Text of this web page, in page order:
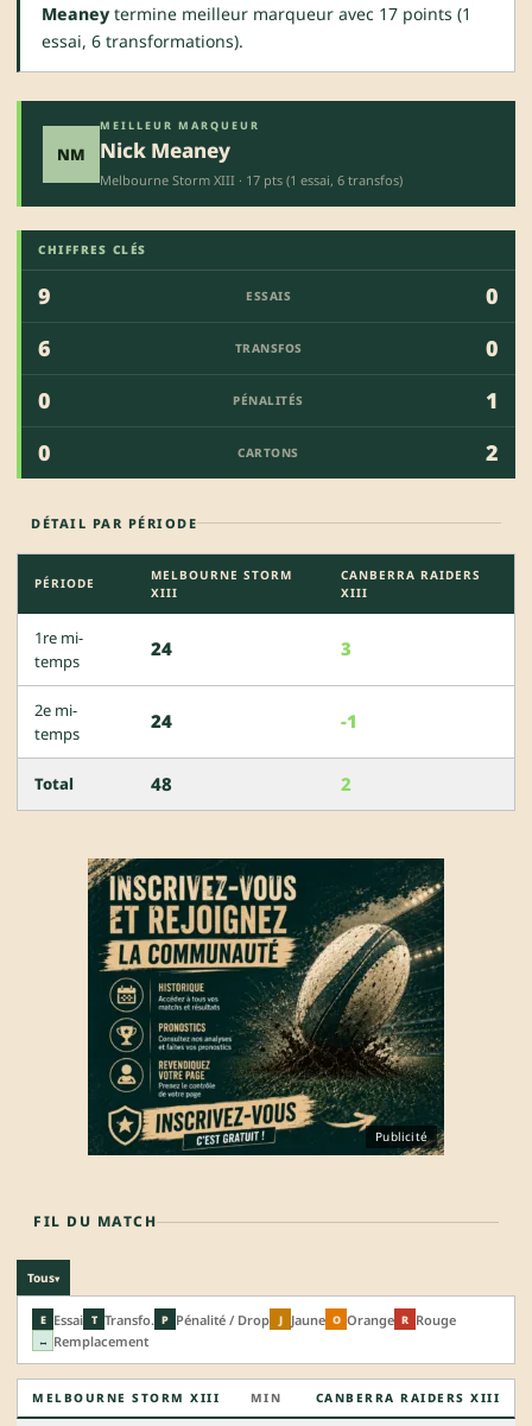
Meaney termine meilleur marqueur avec 17 points (1
essai, 6 transformations).
NM
MEILLEUR MARQUEUR
Nick Meaney
Melbourne Storm XIII · 17 pts (1 essai, 6 transfos)
CHIFFRES CLÉS
9 ESSAIS
0
6
TRANSFOS
0
0
PÉNALITÉS
1
0
CARTONS 2
DÉTAIL PAR PÉRIODE
PÉRIODE
MELBOURNE STORM
XIII
CANBERRA RAIDERS
XIII
1re mi-
temps
24 3
2e mi-
temps
24 -1
Total 48 2
Publicité
FIL DU MATCH
Tous▾
E Essai T Transfo. P Pénalité / Drop J Jaune O Orange R Rouge
↔ Remplacement
MELBOURNE STORM XIII MIN CANBERRA RAIDERS XIII